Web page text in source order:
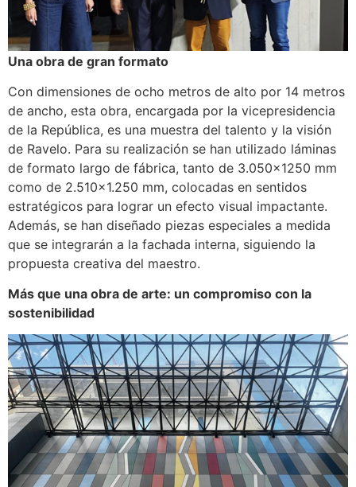
Una obra de gran formato
Con dimensiones de ocho metros de alto por 14 metros
de ancho, esta obra, encargada por la vicepresidencia
de la República, es una muestra del talento y la visión
de Ravelo. Para su realización se han utilizado láminas
de formato largo de fábrica, tanto de 3.050×1250 mm
como de 2.510×1.250 mm, colocadas en sentidos
estratégicos para lograr un efecto visual impactante.
Además, se han diseñado piezas especiales a medida
que se integrarán a la fachada interna, siguiendo la
propuesta creativa del maestro.
Más que una obra de arte: un compromiso con la
sostenibilidad